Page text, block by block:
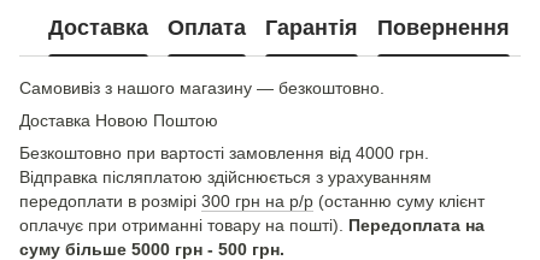
Доставка Оплата Гарантія Повернення
Самовивіз з нашого магазину — безкоштовно.
Доставка Новою Поштою
Безкоштовно при вартості замовлення від 4000 грн.
Відправка післяплатою здійснюється з урахуванням
передоплати в розмірі 300 грн на р/р (останню суму клієнт
оплачує при отриманні товару на пошті). Передоплата на
суму більше 5000 грн - 500 грн.